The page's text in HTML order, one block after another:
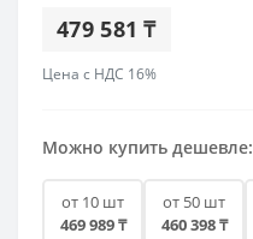
479 581 ₸
Цена с НДС 16%
Можно купить дешевле:
от 10 шт
469 989 ₸
от 50 шт
460 398 ₸